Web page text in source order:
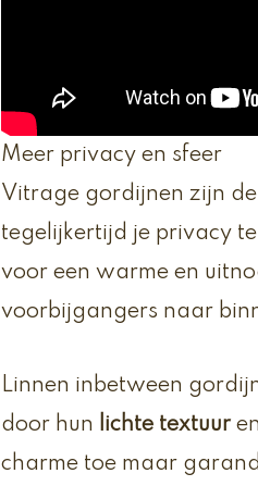
Meer privacy en sfeer
Vitrage gordijnen zijn
tegelijkertijd je privacy
voor een warme en
voorbijgangers naar
Linnen inbetween
door hun
lichte textuuren
charme toe maar